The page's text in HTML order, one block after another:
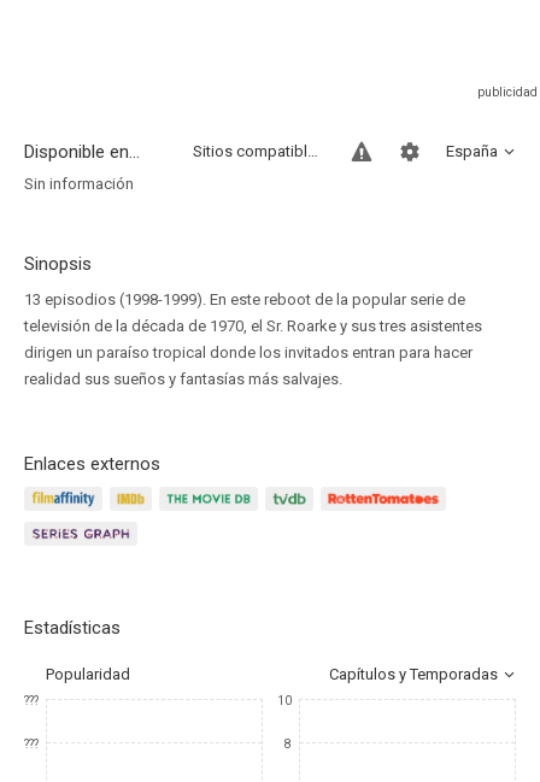
Disponible en... España
Sitios compatibles
Sin información
Sinopsis
13 episodios (1998-1999). En este reboot de la popular serie de
televisión de la década de 1970, el Sr. Roarke y sus tres asistentes
dirigen un paraíso tropical donde los invitados entran para hacer
realidad sus sueños y fantasías más salvajes.
Enlaces externos
Estadísticas
Popularidad Capítulos y Temporadas
???
???
10
8